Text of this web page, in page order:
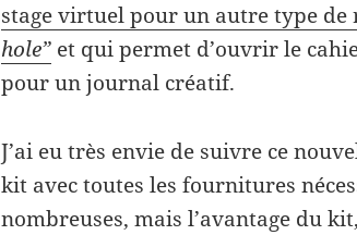
stage virtuel pour un autre type de
hole” et qui permet d’ouvrir le
pour un journal créatif.
J’ai eu très envie de suivre ce
kit avec toutes les fournitures
nombreuses, mais l’avantage du